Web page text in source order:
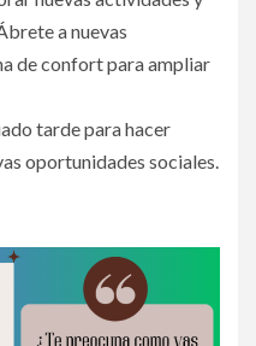
a nuevas
de confort para ampliar
tarde para hacer
oportunidades sociales.